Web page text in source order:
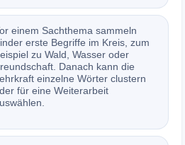
einem Sachthema sammeln
erste Begriffe im Kreis, zum
zu Wald, Wasser oder
Danach kann die
einzelne Wörter clustern
für eine Weiterarbeit